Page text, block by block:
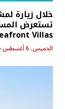
خلال زيارة
Villas
الخميس، 6 أغسطس 2026 - 8:35 ص